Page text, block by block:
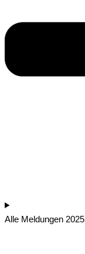
Alle Meldungen 2025